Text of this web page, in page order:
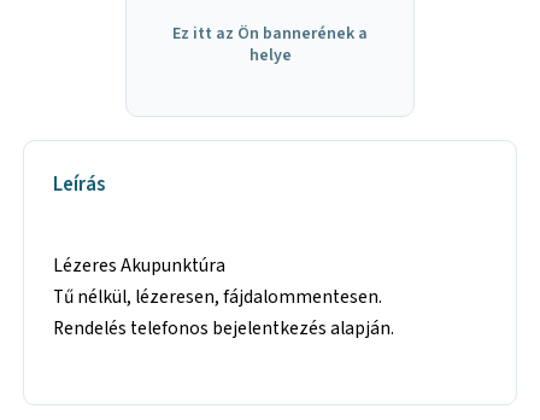
Ez itt az Ön bannerének a
helye
Leírás
Lézeres Akupunktúra
Tű nélkül, lézeresen, fájdalommentesen.
Rendelés telefonos bejelentkezés alapján.